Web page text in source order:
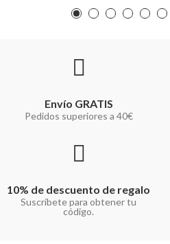
Envío GRATIS
Pedidos superiores a 40€
10% de descuento de regalo
Suscríbete para obtener tu
código.